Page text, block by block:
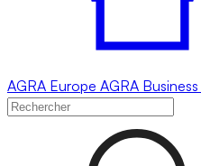
AGRA Europe AGRA Business